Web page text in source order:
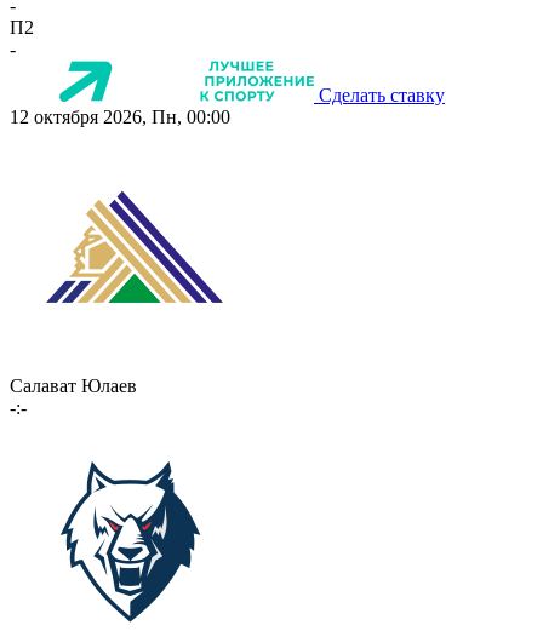
-
П2
-
Сделать ставку
12 октября 2026, Пн, 00:00
Салават Юлаев
-:-